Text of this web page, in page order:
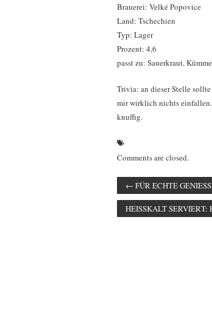
Brauerei: Velké Popovice
Land: Tschechien
Typ: Lager
Prozent: 4,6
passt zu: Sauerkraut,
Trivia: an dieser Stelle
mir wirklich nichts
knuffig.
Comments are closed.
← FÜR ECHTE
HEISSKALT SERVIERT: